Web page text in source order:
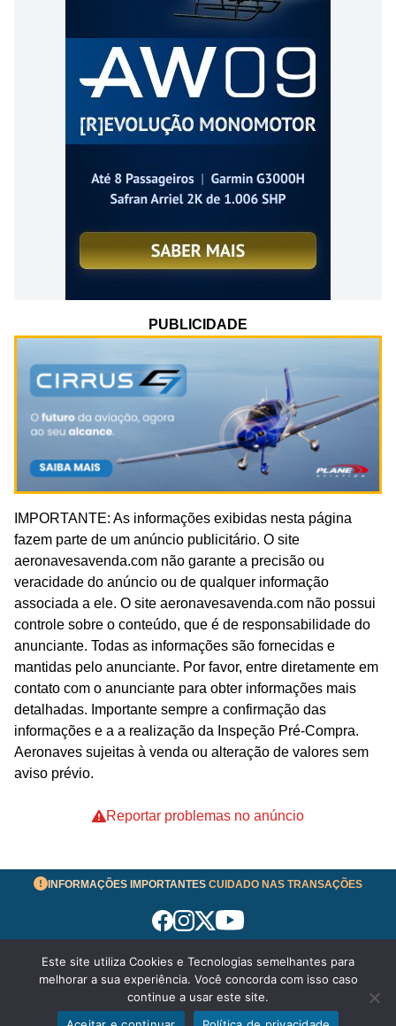
PUBLICIDADE
IMPORTANTE: As informações exibidas nesta página
fazem parte de um anúncio publicitário. O site
aeronavesavenda.com não garante a precisão ou
veracidade do anúncio ou de qualquer informação
associada a ele. O site aeronavesavenda.com não possui
controle sobre o conteúdo, que é de responsabilidade do
anunciante. Todas as informações são fornecidas e
mantidas pelo anunciante. Por favor, entre diretamente em
contato com o anunciante para obter informações mais
detalhadas. Importante sempre a confirmação das
informações e a a realização da Inspeção Pré-Compra.
Aeronaves sujeitas à venda ou alteração de valores sem
aviso prévio.
Reportar problemas no anúncio
INFORMAÇÕES IMPORTANTES CUIDADO NAS TRANSAÇÕES
Termos de Uso
© 2026 aeronavesavenda.com | Todos os Direitos
Reservados!
Este site utiliza Cookies e Tecnologias semelhantes para
melhorar a sua experiência. Você concorda com isso caso
continue a usar este site.